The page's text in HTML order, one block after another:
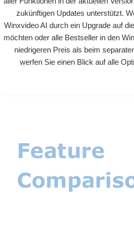
zukünftigen Updates unterstützt.
Winxvideo AI durch ein Upgrade auf
möchten oder alle Bestseller in den
niedrigeren Preis als beim
werfen Sie einen Blick auf alle